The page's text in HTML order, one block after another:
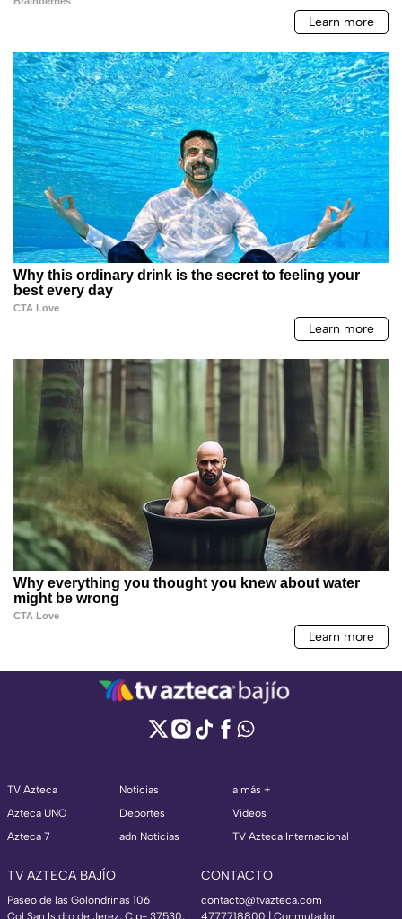
TV Azteca
Azteca UNO
Azteca 7
Noticias
Deportes
adn Noticias
a más +
Videos
TV Azteca Internacional
TV AZTECA BAJÍO
Paseo de las Golondrinas 106
Col San Isidro de Jerez, C.p- 37530,
CONTACTO
contacto@tvazteca.com
4777718800 | Conmutador